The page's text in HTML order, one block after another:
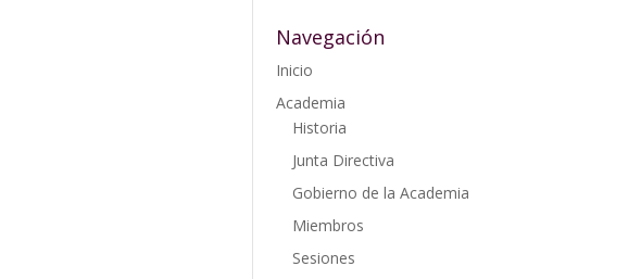
Navegación
Inicio
Academia
Historia
Junta Directiva
Gobierno de la Academia
Miembros
Sesiones